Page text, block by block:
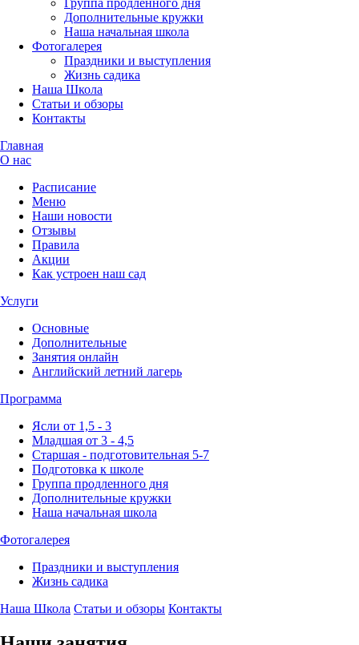
Группа продленного дня
Дополнительные кружки
Наша начальная школа
Фотогалерея
Праздники и выступления
Жизнь садика
Наша Школа
Статьи и обзоры
Контакты
Главная
О нас
Расписание
Меню
Наши новости
Отзывы
Правила
Акции
Как устроен наш сад
Услуги
Основные
Дополнительные
Занятия онлайн
Английский летний лагерь
Программа
Ясли от 1,5 - 3
Младшая от 3 - 4,5
Старшая - подготовительная 5-7
Подготовка к школе
Группа продленного дня
Дополнительные кружки
Наша начальная школа
Фотогалерея
Праздники и выступления
Жизнь садика
Наша Школа Статьи и обзоры Контакты